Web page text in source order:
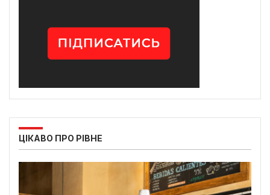
ЦІКАВО ПРО РІВНЕ